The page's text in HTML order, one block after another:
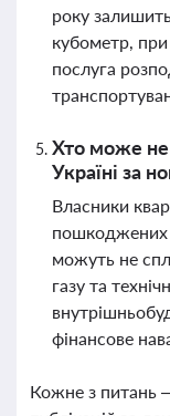
року
кубометр,
послуга
Хто може не
Україні за
Власники
пошкоджених
можуть не
газу та
фінансове
Кожне з питань